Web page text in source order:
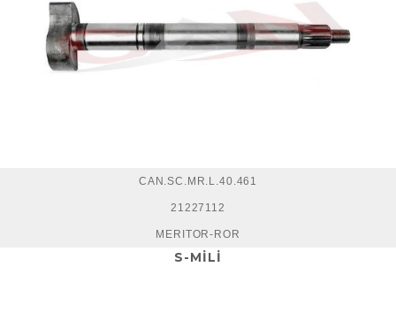
CAN.SC.MR.L.40.461
21227112
MERITOR-ROR
S-MİLİ